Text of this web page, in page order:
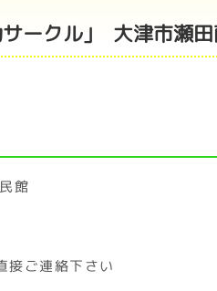
ークル｣ 大津市瀬
館
接ご連絡下さい